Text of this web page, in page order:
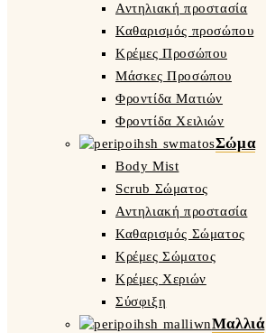
Αντηλιακή προστασία
Καθαρισμός προσώπου
Κρέμες Προσώπου
Μάσκες Προσώπου
Φροντίδα Ματιών
Φροντίδα Χειλιών
Σώμα
Body Mist
Scrub Σώματος
Αντηλιακή προστασία
Καθαρισμός Σώματος
Κρέμες Σώματος
Κρέμες Χεριών
Σύσφιξη
Μαλλιά